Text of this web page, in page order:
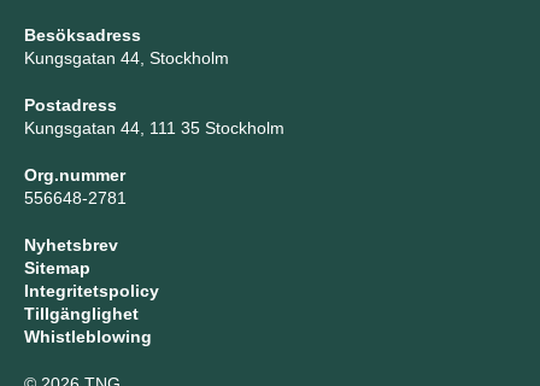
Besöksadress
Kungsgatan 44, Stockholm
Postadress
Kungsgatan 44, 111 35 Stockholm
Org.nummer
556648-2781
Nyhetsbrev
Sitemap
Integritetspolicy
Tillgänglighet
Whistleblowing